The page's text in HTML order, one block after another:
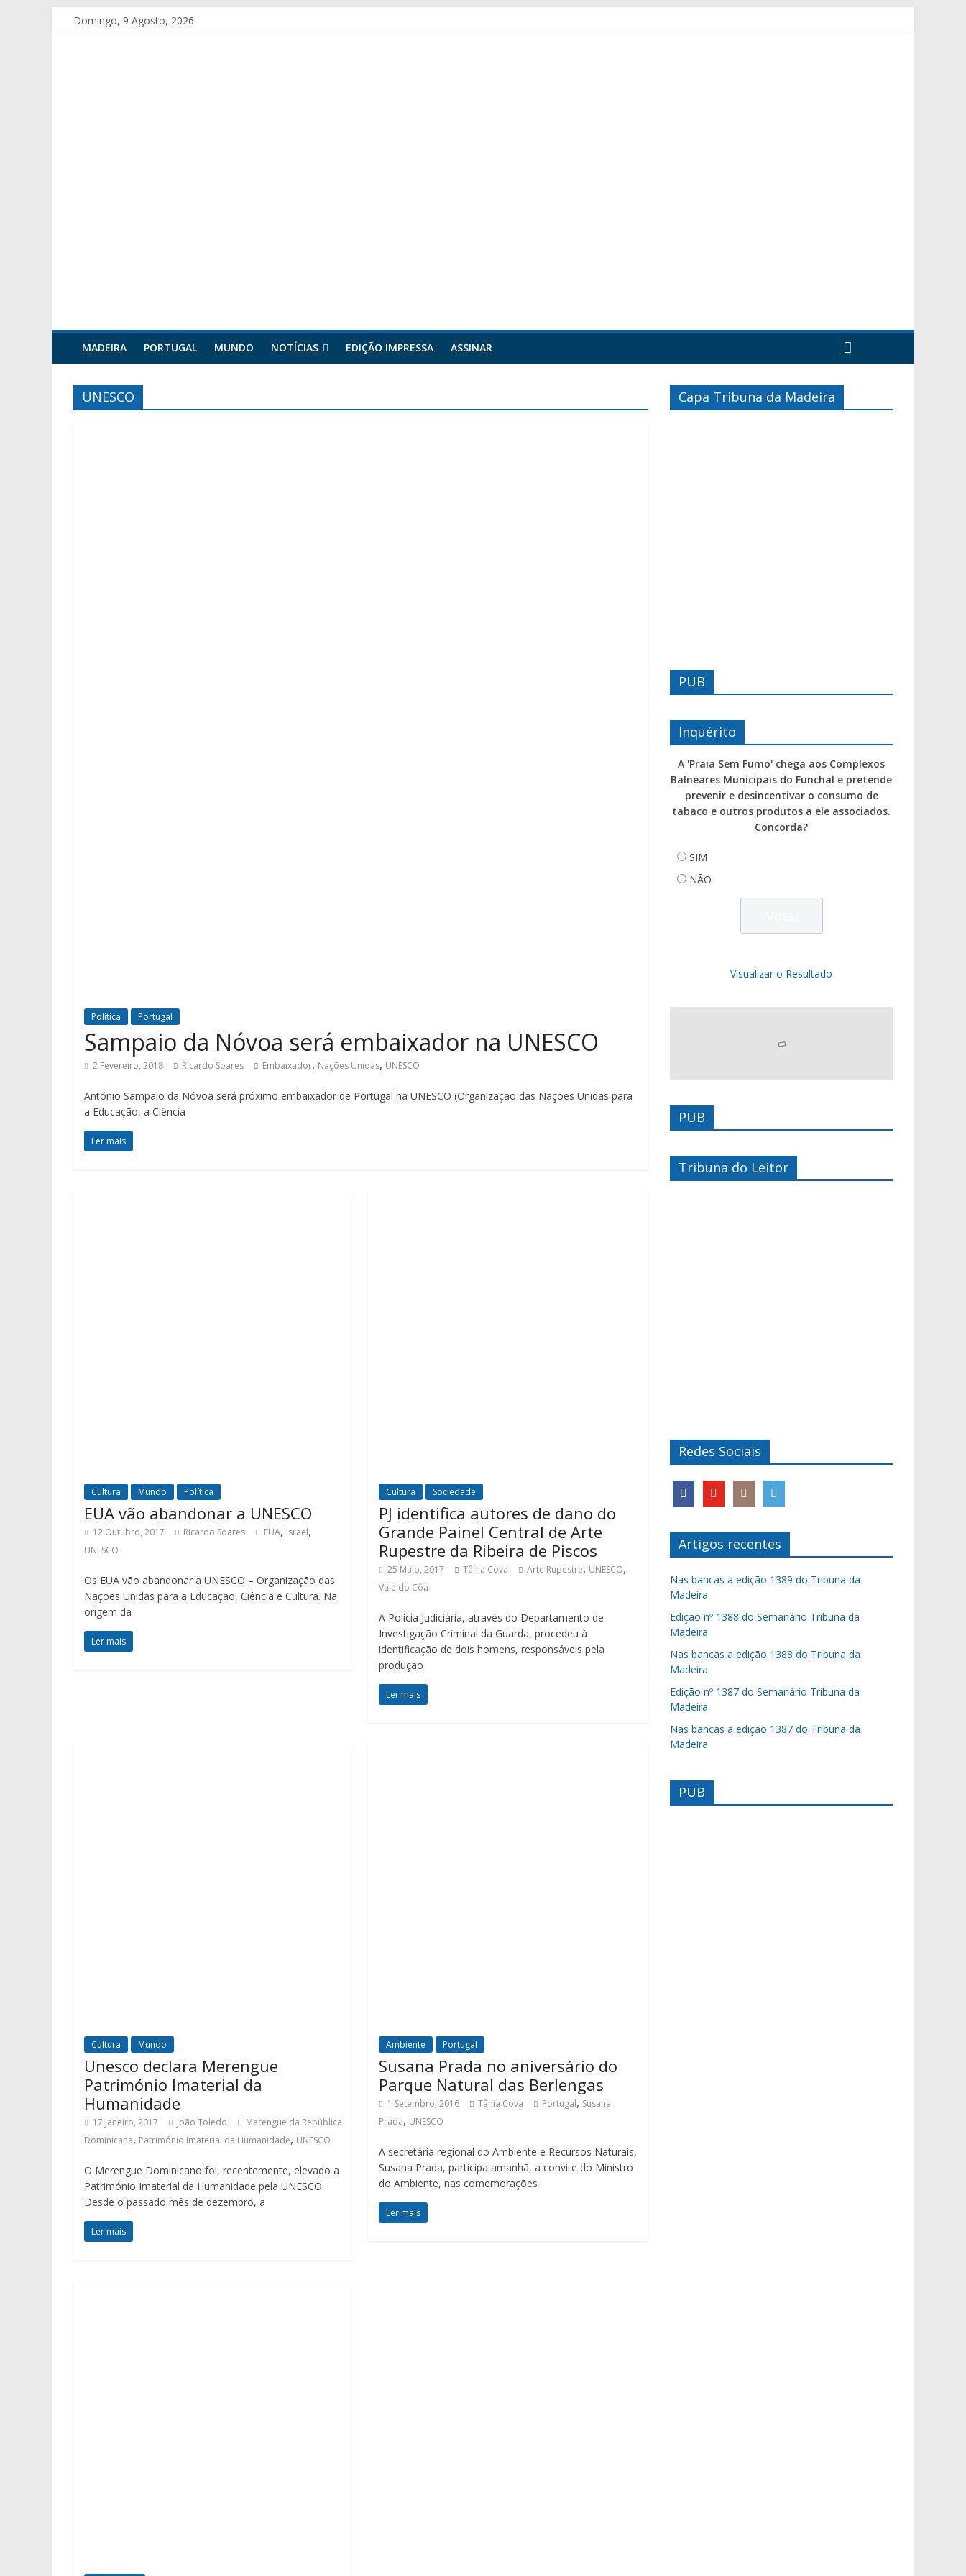
Domingo, 9 Agosto, 2026
MADEIRA PORTUGAL MUNDO NOTÍCIAS EDIÇÃO IMPRESSA ASSINAR
UNESCO
Política Portugal
Sampaio da Nóvoa será embaixador na UNESCO
2 Fevereiro, 2018 Ricardo Soares Embaixador, Nações Unidas, UNESCO
António Sampaio da Nóvoa será próximo embaixador de Portugal na UNESCO (Organização das Nações Unidas para
a Educação, a Ciência
Ler mais
Cultura Mundo Política
EUA vão abandonar a UNESCO
12 Outubro, 2017 Ricardo Soares EUA, Israel,
UNESCO
Os EUA vão abandonar a UNESCO – Organização das
Nações Unidas para a Educação, Ciência e Cultura. Na
origem da
Ler mais
Cultura Sociedade
PJ identifica autores de dano do
Grande Painel Central de Arte
Rupestre da Ribeira de Piscos
25 Maio, 2017 Tânia Cova Arte Rupestre, UNESCO,
Vale do Côa
A Polícia Judiciária, através do Departamento de
Investigação Criminal da Guarda, procedeu à
identificação de dois homens, responsáveis pela
produção
Ler mais
Cultura Mundo
Unesco declara Merengue
Património Imaterial da
Humanidade
17 Janeiro, 2017 João Toledo
Merengue da República
Dominicana, Património Imaterial da Humanidade, UNESCO
O Merengue Dominicano foi, recentemente, elevado a
Património Imaterial da Humanidade pela UNESCO.
Desde o passado mês de dezembro, a
Ler mais
Ambiente Portugal
Susana Prada no aniversário do
Parque Natural das Berlengas
1 Setembro, 2016 Tânia Cova Portugal, Susana
Prada, UNESCO
A secretária regional do Ambiente e Recursos Naturais,
Susana Prada, participa amanhã, a convite do Ministro
do Ambiente, nas comemorações
Ler mais
Capa Tribuna da Madeira
PUB
Inquérito
A 'Praia Sem Fumo' chega aos Complexos
Balneares Municipais do Funchal e pretende
prevenir e desincentivar o consumo de
tabaco e outros produtos a ele associados.
Concorda?
SIM
NÃO
Visualizar o Resultado
PUB
Tribuna do Leitor
Redes Sociais
Artigos recentes
Nas bancas a edição 1389 do Tribuna da
Madeira
Edição nº 1388 do Semanário Tribuna da
Madeira
Nas bancas a edição 1388 do Tribuna da
Madeira
Edição nº 1387 do Semanário Tribuna da
Madeira
Nas bancas a edição 1387 do Tribuna da
Madeira
PUB